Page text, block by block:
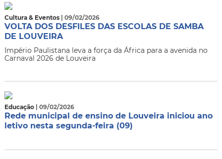
Cultura & Eventos | 09/02/2026
VOLTA DOS DESFILES DAS ESCOLAS DE SAMBA
DE LOUVEIRA
Império Paulistana leva a força da África para a avenida no
Carnaval 2026 de Louveira
Educação | 09/02/2026
Rede municipal de ensino de Louveira iniciou ano
letivo nesta segunda-feira (09)